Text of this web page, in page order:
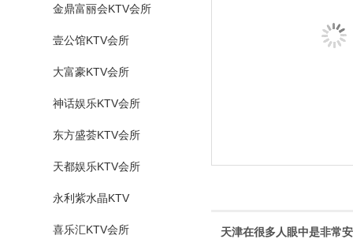
金鼎富丽会KTV会所
壹公馆KTV会所
大富豪KTV会所
神话娱乐KTV会所
东方盛荟KTV会所
天都娱乐KTV会所
永利紫水晶KTV
喜乐汇KTV会所
天津在很多人眼中是非常